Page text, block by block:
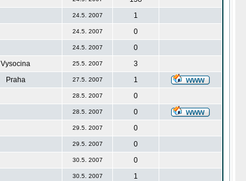
24.5. 2007
1
24.5. 2007
0
24.5. 2007
0
Vysocina 25.5. 2007
3
Praha 27.5. 2007
1
28.5. 2007
0
28.5. 2007
0
29.5. 2007
0
29.5. 2007
0
30.5. 2007
0
30.5. 2007
1